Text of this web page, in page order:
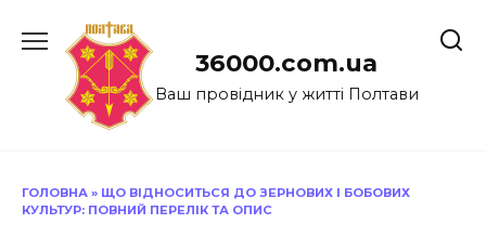
до
36000.com.ua
Ваш провідник у житті Полтави
ГОЛОВНА » ЩО ВІДНОСИТЬСЯ ДО ЗЕРНОВИХ І БОБОВИХ
КУЛЬТУР: ПОВНИЙ ПЕРЕЛІК ТА ОПИС